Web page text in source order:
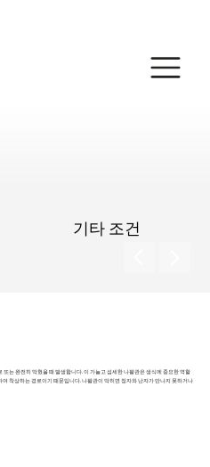
기타 조건
는 완전히 막혔을 때 발생합니다. 이 가늘고 섬세한 나팔관은 생식에 중요한 역할
착상하는 경로이기 때문입니다. 나팔관이 막히면 정자와 난자가 만나지 못하거나